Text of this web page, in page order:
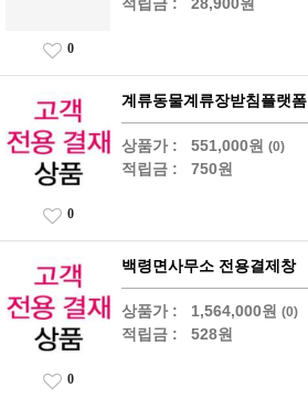
0
계류동물계류장받침플랫폼
상품가 : 551,000원 (0)
적립금 : 750원
0
백령면사무소 전용결제창
상품가 : 1,564,000원 (0)
적립금 : 528원
0